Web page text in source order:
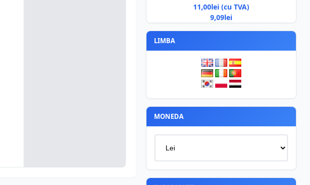
11,00lei (cu TVA)
9,09lei
LIMBA
MONEDA